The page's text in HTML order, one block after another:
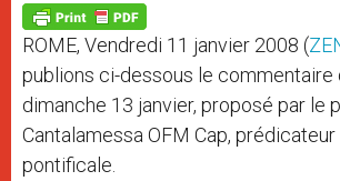
p
p
g
e
r
o
k
ROME, Vendredi 11 janvier 2008 (
publions ci-dessous le commentaire
dimanche 13 janvier, proposé par le
Cantalamessa OFM Cap,
pontificale.